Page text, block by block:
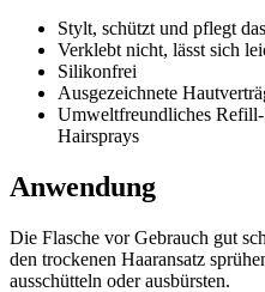
Stylt, schützt und pflegt
Verklebt nicht, lässt sich
Silikonfrei
Ausgezeichnete
Umweltfreundliches
Hairsprays
Anwendung
Die Flasche vor Gebrauch gut
den trockenen Haaransatz
ausschütteln oder ausbürsten.